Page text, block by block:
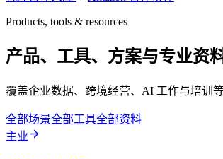
Products, tools & resources
产品、工具、方案与专业资
覆盖企业数据、跨境经营、AI 工作与培训
全部场景全部工具全部资料
主业